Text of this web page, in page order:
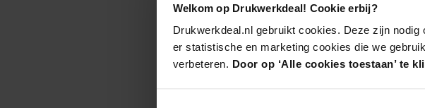
Welkom op Drukwerkdeal! Cookie erbij?
Drukwerkdeal.nl gebruikt cookies. Deze zijn
er statistische en marketing cookies die we
verbeteren. Door op ‘Alle cookies toestaan’ te